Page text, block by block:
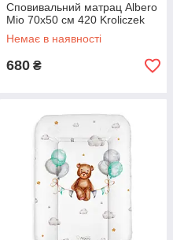
Сповивальний матрац Albero
Mio 70x50 см 420 Kroliczek
Немає в наявності
680 ₴